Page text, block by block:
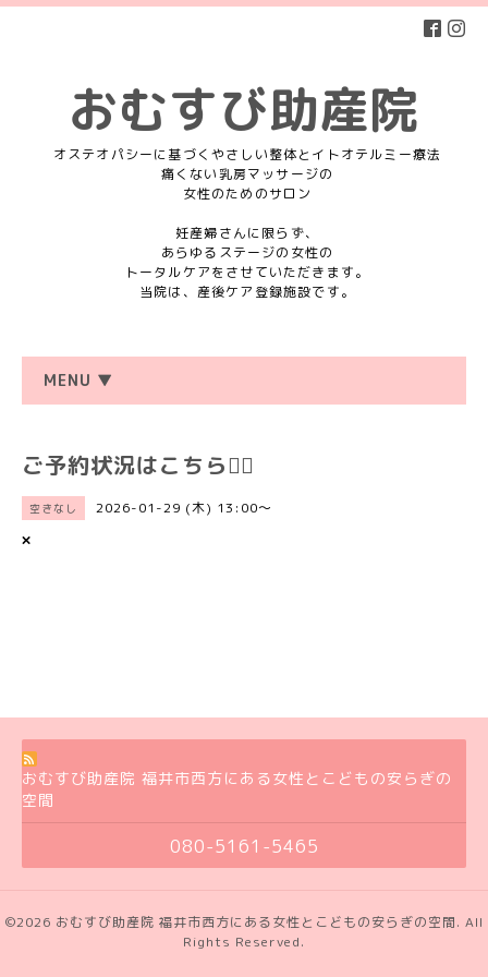
おむすび助産院
オステオパシーに基づくやさしい整体とイトオテルミー療法
痛くない乳房マッサージの
女性のためのサロン
妊産婦さんに限らず、
あらゆるステージの女性の
トータルケアをさせていただきます。
当院は、産後ケア登録施設です。
MENU ▼
ご予約状況はこちら💁‍♀️
空きなし 2026-01-29 (木) 13:00～
×
おむすび助産院 福井市西方にある女性とこどもの安らぎの
空間
080-5161-5465
©2026 おむすび助産院 福井市西方にある女性とこどもの安らぎの空間. All
Rights Reserved.